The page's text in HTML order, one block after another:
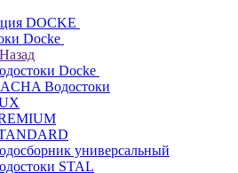
DOCKE
Docke
Назад
Docke
Водостоки
универсальный
STAL